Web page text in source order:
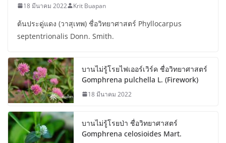
18 มีนาคม 2022 Krit Buapan
ต้นประดู่แดง (วาสุเทพ) ชื่อวิทยาศาสตร์ Phyllocarpus
septentrionalis Donn. Smith.
บานไม่รู้โรยไฟเออร์เวิร์ค ชื่อวิทยาศาสตร์
Gomphrena pulchella L. (Firework)
18 มีนาคม 2022
บานไม่รู้โรยป่า ชื่อวิทยาศาสตร์
Gomphrena celosioides Mart.